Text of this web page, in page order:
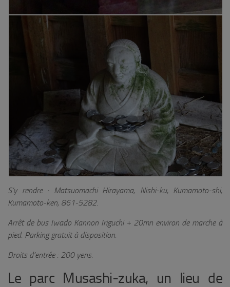
S’y rendre : Matsuomachi Hirayama, Nishi-ku, Kumamoto-shi,
Kumamoto-ken, 861-5282.
Arrêt de bus Iwado Kannon Iriguchi + 20mn environ de marche à
pied. Parking gratuit à disposition.
Droits d’entrée : 200 yens.
Le parc Musashi-zuka, un lieu de